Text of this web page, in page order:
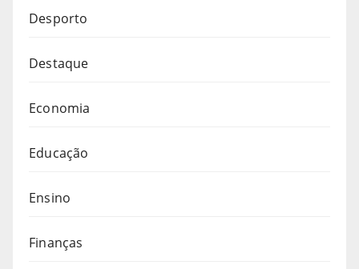
Desporto
Destaque
Economia
Educação
Ensino
Finanças